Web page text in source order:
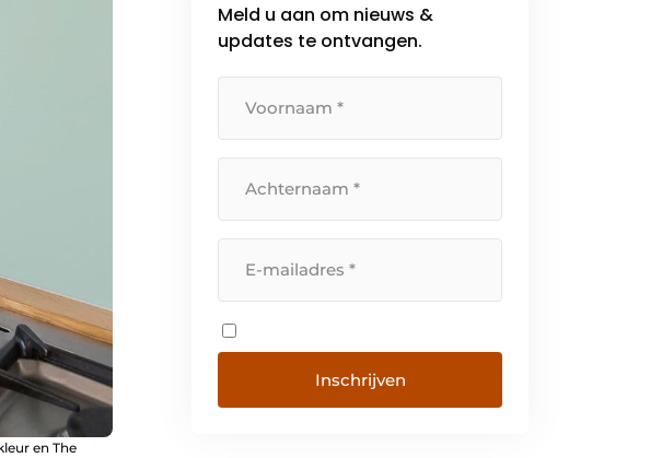
en The
Meld u aan om nieuws &
updates te ontvangen.